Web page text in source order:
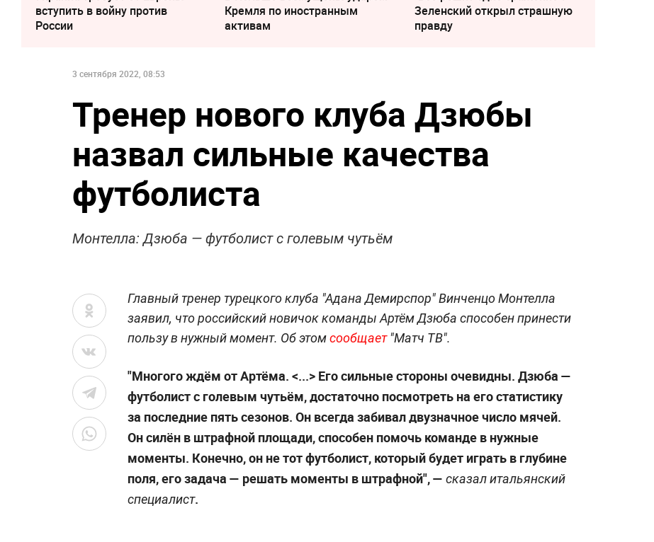
вступить в войну против
России
Кремля по иностранным
активам
Зеленский открыл страшную
правду
3 сентября 2022, 08:53
Тренер нового клуба Дзюбы
назвал сильные качества
футболиста
Монтелла: Дзюба — футболист с голевым чутьём
Главный тренер турецкого клуба "Адана Демирспор" Винченцо Монтелла
заявил, что российский новичок команды Артём Дзюба способен принести
пользу в нужный момент. Об этомсообщает"Матч ТВ".
"Многого ждём от Артёма. <...> Его сильные стороны очевидны. Дзюба —
футболист с голевым чутьём, достаточно посмотреть на его статистику
за последние пять сезонов. Он всегда забивал двузначное число мячей.
Он силён в штрафной площади, способен помочь команде в нужные
моменты. Конечно, он не тот футболист, который будет играть в глубине
поля, его задача — решать моменты в штрафной", — сказал итальянский
специалист.